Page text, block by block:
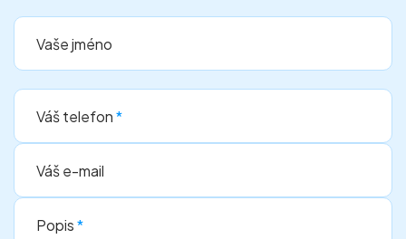
Vaše jméno
Váš telefon*
Váš e-mail
Popis*